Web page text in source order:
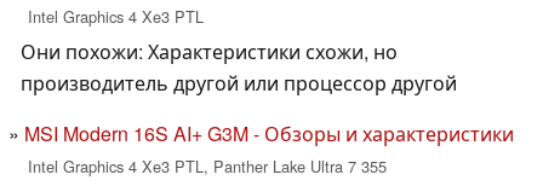
Intel Graphics 4 Xe3 PTL
Они похожи: Характеристики схожи, но
производитель другой или процессор другой
MSI Modern 16S AI+ G3M - Обзоры и характеристики
Intel Graphics 4 Xe3 PTL, Panther Lake Ultra 7 355